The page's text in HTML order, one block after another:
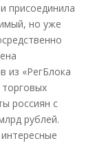
присоединила
но уже
из «РегБлока
россиян с
рублей.